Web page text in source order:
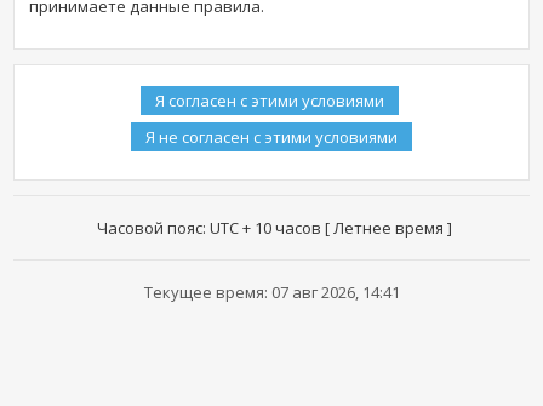
принимаете данные правила.
Часовой пояс: UTC + 10 часов [ Летнее время ]
Текущее время: 07 авг 2026, 14:41